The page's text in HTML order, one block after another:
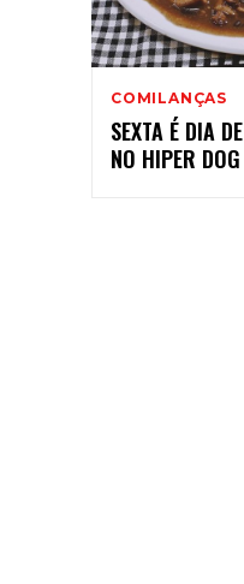
COMILANÇAS
SEXTA É DIA
NO HIPER DOG